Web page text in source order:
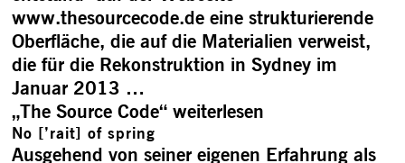
www.thesourcecode.de eine strukturierende
Oberfläche, die auf die Materialien verweist,
die für die Rekonstruktion in Sydney im
Januar 2013 …
„The Source Code“weiterlesen
No [’rait] of spring
Ausgehend von seiner eigenen Erfahrung als